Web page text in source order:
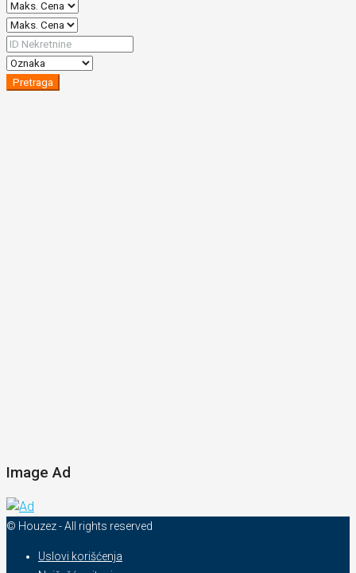
Pretraga
Image Ad
© Houzez - All rights reserved
Uslovi korišćenja